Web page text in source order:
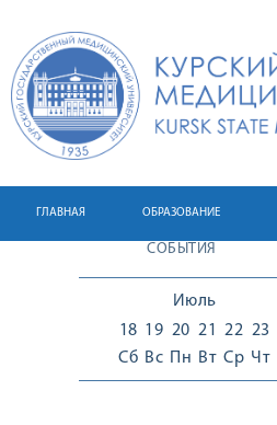
ГЛАВНАЯ ОБРАЗОВАНИЕ
СОБЫТИЯ
Июль
18
Сб
19
Вс
20
Пн
21
Вт
22
Ср
23
Чт